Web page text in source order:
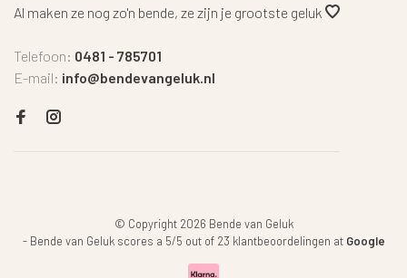
Al maken ze nog zo'n bende, ze zijn je grootste geluk
Telefoon: 0481 - 785701
E-mail: info@bendevangeluk.nl
© Copyright 2026 Bende van Geluk
- Bende van Geluk scores a 5/5 out of 23 klantbeoordelingen at Google